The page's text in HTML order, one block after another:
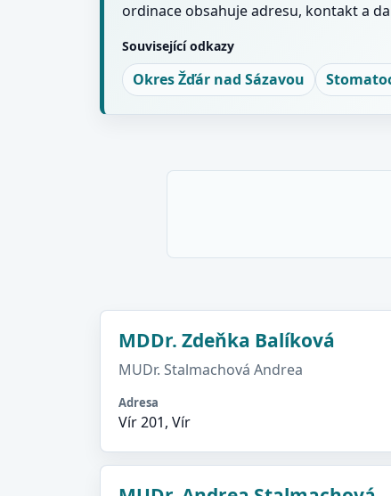
ordinace obsahuje adresu, kontakt a
Související odkazy
Okres Žďár nad Sázavou
MDDr. Zdeňka Balíková
MUDr. Stalmachová Andrea
Adresa
Vír 201, Vír